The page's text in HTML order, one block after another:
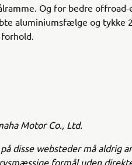
Og for bedre
aluminiumsfælge og tykke
Motor Co., Ltd.
disse websteder må aldrig
formål uden